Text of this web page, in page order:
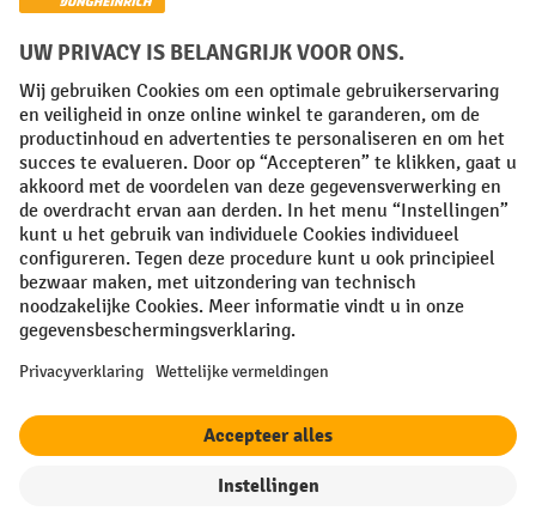
Algemene leveringsvoorwaarden Copyright
Privacyverklaring Privacy Instellingen
All prices excl. VAT plusshipping costs and possible delivery charges,
if not stated otherwise.
¹ De korting is geldig zolang de voorraad strekt. De korting is niet van
toepassing op speciale prijzen. Een combinatie met andere
procentuele kortingen of vouchers is niet mogelijk. | ² De korting
nieuwsbrief. De voucher is 10 dagen geldig en kan online worden
korting varieert per productcategorie en is maximaal 10%. Elektrische
pallettrucks, elektrische stapelaars, elektrische heftrucks en
worden gecombineerd met andere kortingspercentages of vouchers.